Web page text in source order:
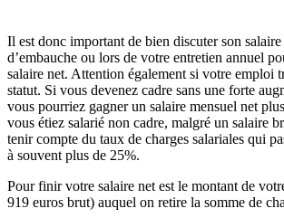
Il est donc important de bien discuter son salaire
d’embauche ou lors de votre entretien annuel
salaire net. Attention également si votre emploi
statut. Si vous devenez cadre sans une forte
vous pourriez gagner un salaire mensuel net
vous étiez salarié non cadre, malgré un salaire
tenir compte du taux de charges salariales qui
à souvent plus de 25%.
Pour finir votre salaire net est le montant de
919 euros brut) auquel on retire la somme de